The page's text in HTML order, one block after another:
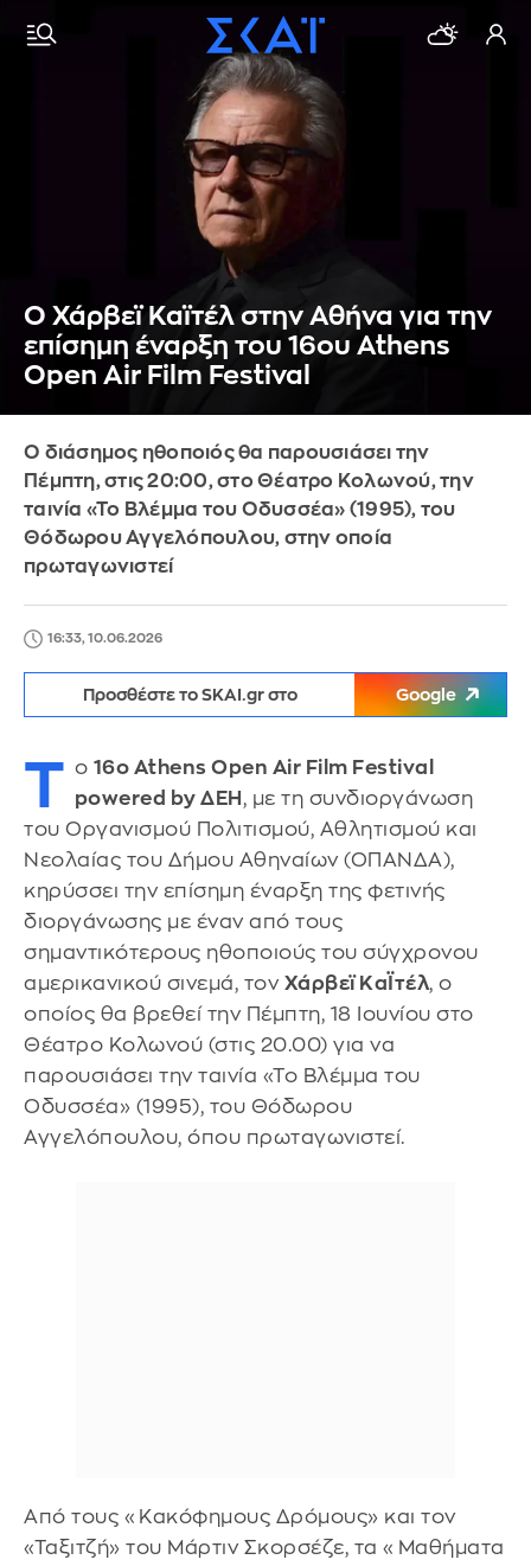
Ο Χάρβεϊ Καϊτέλ στην Αθήνα για την
επίσημη έναρξη του 16ου Athens
Open Air Film Festival
Ο διάσημος ηθοποιός θα παρουσιάσει την
Πέμπτη, στις 20:00, στο Θέατρο Κολωνού, την
ταινία «Το Βλέμμα του Οδυσσέα» (1995), του
Θόδωρου Αγγελόπουλου, στην οποία
πρωταγωνιστεί
16:33, 10.06.2026
Προσθέστε το SKAI.gr στο Google
Τ ο 16ο Athens Open Air Film Festival
powered by ΔΕΗ , με τη συνδιοργάνωση
του Οργανισμού Πολιτισμού, Αθλητισμού και
Νεολαίας του Δήμου Αθηναίων (ΟΠΑΝΔΑ),
κηρύσσει την επίσημη έναρξη της φετινής
διοργάνωσης με έναν από τους
σημαντικότερους ηθοποιούς του σύγχρονου
αμερικανικού σινεμά, τον Χάρβεϊ ΚαΪτέλ, ο
οποίος θα βρεθεί την Πέμπτη, 18 Ιουνίου στο
Θέατρο Κολωνού (στις 20.00) για να
παρουσιάσει την ταινία «Το Βλέμμα του
Οδυσσέα» (1995), του Θόδωρου
Αγγελόπουλου, όπου πρωταγωνιστεί.
Από τους «Κακόφημους Δρόμους» και τον
«Ταξιτζή» του Μάρτιν Σκορσέζε, τα «Μαθήματα